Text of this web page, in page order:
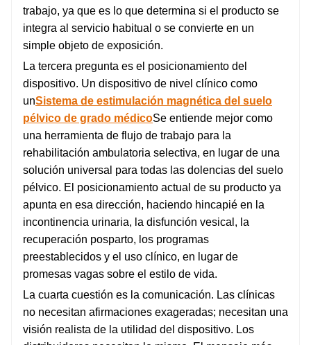
trabajo, ya que es lo que determina si el producto se
integra al servicio habitual o se convierte en un
simple objeto de exposición.
La tercera pregunta es el posicionamiento del
dispositivo. Un dispositivo de nivel clínico como
unSistema de estimulación magnética del suelo
pélvico de grado médicoSe entiende mejor como
una herramienta de flujo de trabajo para la
rehabilitación ambulatoria selectiva, en lugar de una
solución universal para todas las dolencias del suelo
pélvico. El posicionamiento actual de su producto ya
apunta en esa dirección, haciendo hincapié en la
incontinencia urinaria, la disfunción vesical, la
recuperación posparto, los programas
preestablecidos y el uso clínico, en lugar de
promesas vagas sobre el estilo de vida.
La cuarta cuestión es la comunicación. Las clínicas
no necesitan afirmaciones exageradas; necesitan una
visión realista de la utilidad del dispositivo. Los